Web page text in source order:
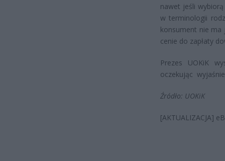
nawet jeśli
w terminologii
konsument nie ma
cenie do zapłaty
Prezes UOKiK
oczekując
Źródło: UOKiK
[AKTUALIZACJA]